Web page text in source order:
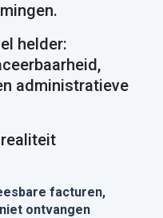
helder:
administratieve
facturen,
ontvangen